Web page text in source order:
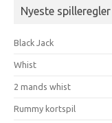
Nyeste spilleregler
Black Jack
Whist
2 mands whist
Rummy kortspil